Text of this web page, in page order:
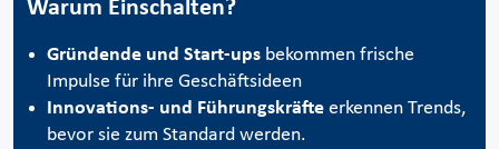
Warum Einschalten?
Gründende und Start-ups bekommen frische
Impulse für ihre Geschäftsideen
Innovations- und Führungskräfte erkennen Trends,
bevor sie zum Standard werden.